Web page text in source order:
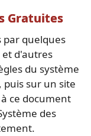
Gratuites
par quelques
et d'autres
du système
puis sur un site
ce document
des